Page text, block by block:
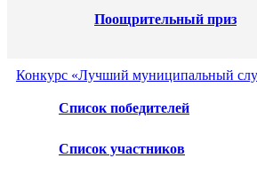
Поощрительный приз
Конкурс «Лучший муниципальный
Список победителей
Список участников